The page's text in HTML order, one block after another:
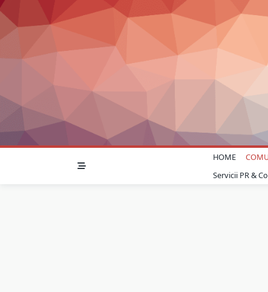
Skip
to
content
HOME
Servicii PR &